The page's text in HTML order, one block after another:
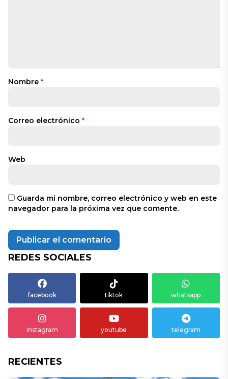
Nombre *
Correo electrónico *
Web
Guarda mi nombre, correo electrónico y web en este
navegador para la próxima vez que comente.
REDES SOCIALES
facebook tiktok whatsapp
instagram youtube telegram
RECIENTES